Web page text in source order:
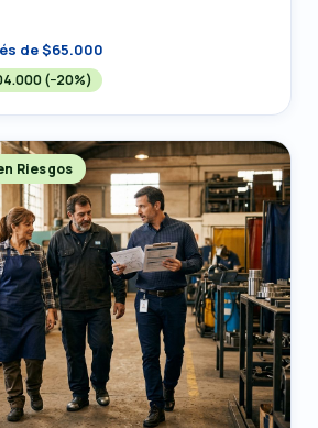
de $65.000
(−20%)
Riesgos